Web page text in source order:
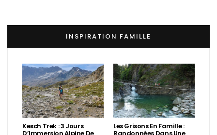
INSPIRATION FAMILLE
Kesch Trek : 3 Jours
D’Immersion Alpine De
Les Grisons En Famille :
Randonnées Dans Une